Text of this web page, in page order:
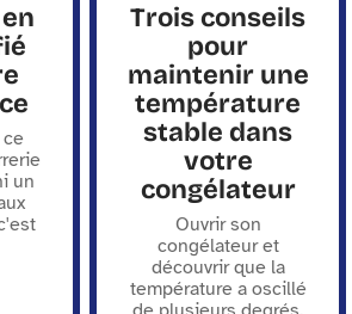
un
Trois conseils
pour
maintenir une
température
stable dans
votre
congélateur
Ouvrir son
congélateur et
découvrir que la
température a oscillé